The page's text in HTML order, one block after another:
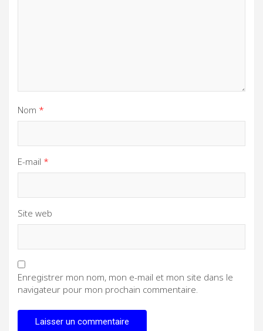
Nom *
E-mail *
Site web
Enregistrer mon nom, mon e-mail et mon site dans le
navigateur pour mon prochain commentaire.